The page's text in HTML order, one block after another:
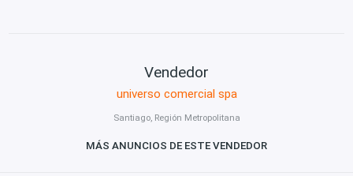
Vendedor
universo comercial spa
Santiago, Región Metropolitana
MÁS ANUNCIOS DE ESTE VENDEDOR